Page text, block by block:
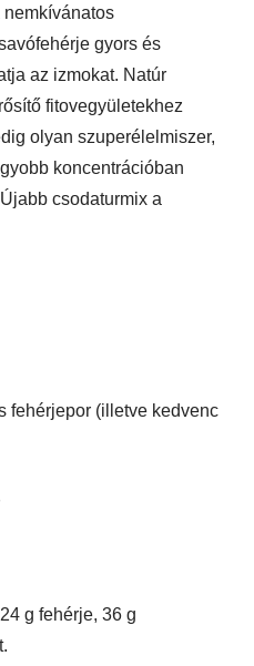
nemkívánatos
gyors és
az izmokat. Natúr
fitovegyületekhez
olyan szuperélelmiszer,
koncentrációban
csodaturmix a
fehérjepor (illetve kedvenc
g fehérje, 36 g